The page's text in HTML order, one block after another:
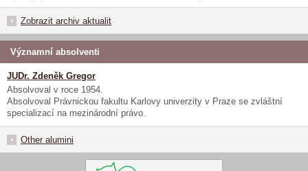
Zobrazit archiv aktualit
Významní absolventi
JUDr. Zdeněk Gregor
Absolvoval v roce 1954.
Absolvoval Právnickou fakultu Karlovy univerzity v Praze se zvláštní
specializací na mezinárodní právo.
Other alumini